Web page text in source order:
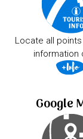
Locate all
information
Google